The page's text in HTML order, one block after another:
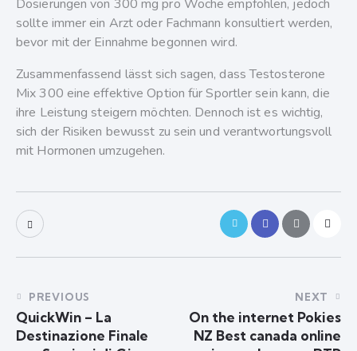
Dosierungen von 300 mg pro Woche empfohlen, jedoch
sollte immer ein Arzt oder Fachmann konsultiert werden,
bevor mit der Einnahme begonnen wird.
Zusammenfassend lässt sich sagen, dass Testosterone
Mix 300 eine effektive Option für Sportler sein kann, die
ihre Leistung steigern möchten. Dennoch ist es wichtig,
sich der Risiken bewusst zu sein und verantwortungsvoll
mit Hormonen umzugehen.
PREVIOUS
QuickWin – La
Destinazione Finale
NEXT
On the internet Pokies
NZ Best canada online